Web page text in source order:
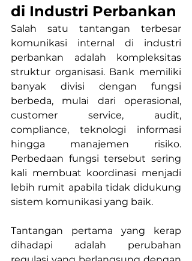
di Industri Perbankan
Salah satu tantangan terbesar
komunikasi internal di industri
perbankan adalah kompleksitas
struktur organisasi. Bank memiliki
banyak divisi dengan fungsi
berbeda, mulai dari operasional,
customer service, audit,
compliance, teknologi informasi
hingga manajemen risiko.
Perbedaan fungsi tersebut sering
kali membuat koordinasi menjadi
lebih rumit apabila tidak didukung
sistem komunikasi yang baik.
Tantangan pertama yang kerap
dihadapi adalah perubahan